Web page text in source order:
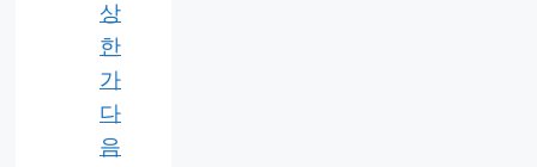
상
한
가
다
음